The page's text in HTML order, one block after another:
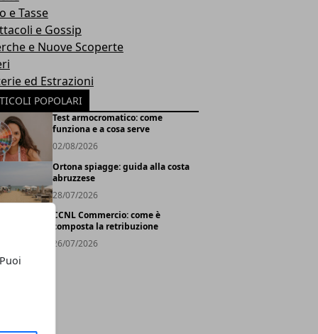
e Tasse
e Gossip
e Nuove Scoperte
ed Estrazioni
POPOLARI
Test armocromatico: come
funziona e a cosa serve
02/08/2026
Ortona spiagge: guida alla costa
abruzzese
28/07/2026
CCNL Commercio: come è
composta la retribuzione
26/07/2026